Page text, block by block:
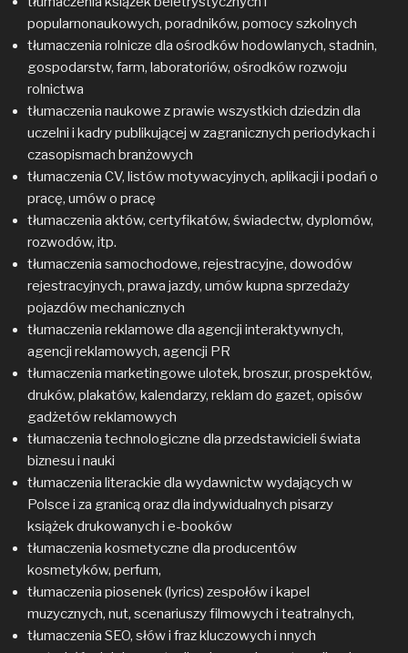
popularnonaukowych, poradników, pomocy szkolnych
tłumaczenia rolnicze dla ośrodków hodowlanych, stadnin,
gospodarstw, farm, laboratoriów, ośrodków rozwoju
rolnictwa
tłumaczenia naukowe z prawie wszystkich dziedzin dla
uczelni i kadry publikującej w zagranicznych periodykach i
czasopismach branżowych
tłumaczenia CV, listów motywacyjnych, aplikacji i podań o
pracę, umów o pracę
tłumaczenia aktów, certyfikatów, świadectw, dyplomów,
rozwodów, itp.
tłumaczenia samochodowe, rejestracyjne, dowodów
rejestracyjnych, prawa jazdy, umów kupna sprzedaży
pojazdów mechanicznych
tłumaczenia reklamowe dla agencji interaktywnych,
agencji reklamowych, agencji PR
tłumaczenia marketingowe ulotek, broszur, prospektów,
druków, plakatów, kalendarzy, reklam do gazet, opisów
gadżetów reklamowych
tłumaczenia technologiczne dla przedstawicieli świata
biznesu i nauki
tłumaczenia literackie dla wydawnictw wydających w
Polsce i za granicą oraz dla indywidualnych pisarzy
książek drukowanych i e-booków
tłumaczenia kosmetyczne dla producentów
kosmetyków, perfum,
tłumaczenia piosenek (lyrics) zespołów i kapel
muzycznych, nut, scenariuszy filmowych i teatralnych,
tłumaczenia SEO, słów i fraz kluczowych i nnych